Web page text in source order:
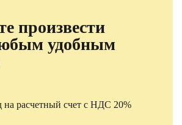
произвести
удобным
на расчетный счет с НДС 20%